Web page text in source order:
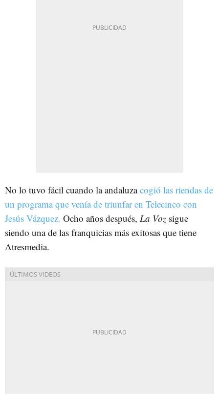
No lo tuvo fácil cuando la andaluzacogió las riendas de
un programa que venía de triunfar en Telecinco con
Jesús Vázquez. Ocho años después, La Voz sigue
siendo una de las franquicias más exitosas que tiene
Atresmedia.